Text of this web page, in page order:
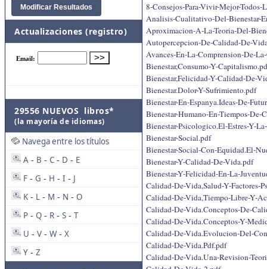
Actualizaciones (registro)
29556 NUEVOS libros*
(la mayoría de idiomas)
Navega entre los títulos
A - B - C - D - E
F - G - H - I - J
K - L - M - N - O
P - Q - R - S - T
U - V - W - X
Y - Z
8-Consejos-Para-Vivir-Mejor-Todos-
Analisis-Cualitativo-Del-Bienestar-
Aproximacion-A-La-Teoria-Del-
Autopercepcion-De-Calidad-De-
Avances-En-La-Comprension-De-
Bienestar,Consumo-Y-
Bienestar,Felicidad-Y-Calidad-De-
Bienestar.Dolor-Y-Sufrimiento.pdf
Bienestar-En-Espanya.Ideas-De-
Bienestar-Humano-En-Tiempos-De-
Bienestar-Psicologico.El-Estres-Y-
Bienestar-Social.pdf
Bienestar-Social-Con-Equidad.El-
Bienestar-Y-Calidad-De-Vida.pdf
Bienestar-Y-Felicidad-En-La-
Calidad-De-Vida,Salud-Y-Factores-
Calidad-De-Vida,Tiempo-Libre-Y-
Calidad-De-Vida.Conceptos-De-
Calidad-De-Vida.Conceptos-Y-
Calidad-De-Vida.Evolucion-Del-
Calidad-De-Vida.Pdf.pdf
Calidad-De-Vida.Una-Revision-